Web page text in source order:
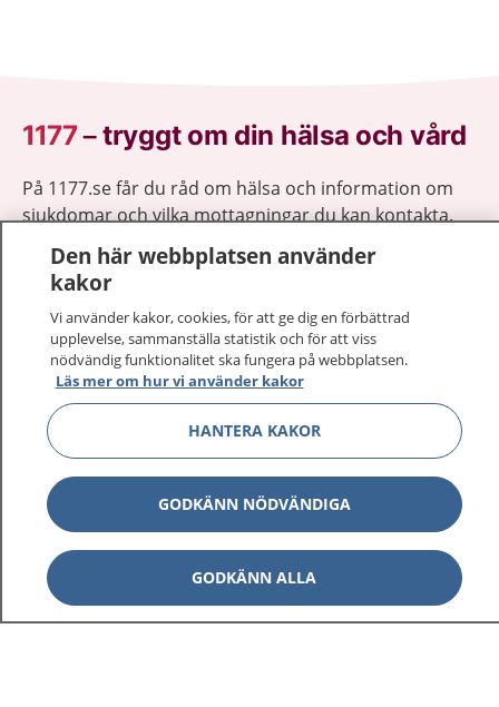
1177–tryggt om din hälsa och vård
På 1177.se får du råd om hälsa och information om
sjukdomar och vilka mottagningar du kan kontakta.
Logga in för att läsa din journal och göra dina
vårdärenden. Ring telefonnummer 1177 för
sjukvårdsrådgivning dygnet runt.
1177 ger dig råd när du vill må bättre.
1177 på flera språk Visa
Om 1177 Visa
Kontakt Visa
Den här webbplatsen använder
kakor
Vi använder kakor, cookies, för att ge dig en förbättrad
upplevelse, sammanställa statistik och för att viss
nödvändig funktionalitet ska fungera på webbplatsen.
Läs mer om hur vi använder kakor
HANTERA KAKOR
GODKÄNN NÖDVÄNDIGA
GODKÄNN ALLA